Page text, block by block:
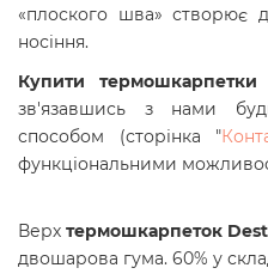
«плоского шва» створює
носіння.
Купити т
зв'язавшись з нами
способом (сторінка "
функціональними
Верх термошкарпеток
двошарова гума. 60% у